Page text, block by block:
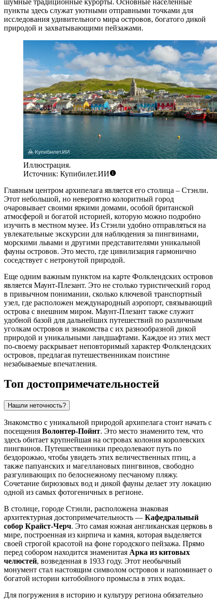
шумные традиционные курорты. Основные населенные
пункты здесь служат уютными отправными точками для
исследования удивительного мира островов, богатого дикой
природой и захватывающими пейзажами.
Иллюстрация.
Источник: Купибилет.ИИ
Главным центром архипелага является его столица – Стэнли.
Этот небольшой, но невероятно колоритный город
очаровывает своими яркими домами, особой британской
атмосферой и богатой историей, которую можно подробно
изучить в местном музее. Из Стэнли удобно отправляться на
увлекательные экскурсии для наблюдения за пингвинами,
морскими львами и другими представителями уникальной
фауны островов. Это место, где цивилизация гармонично
соседствует с нетронутой природой.
Еще одним важным пунктом на карте Фолклендских островов
является Маунт-Плезант. Это не столько туристический город
в привычном понимании, сколько ключевой транспортный
узел, где расположен международный аэропорт, связывающий
острова с внешним миром. Маунт-Плезант также служит
удобной базой для дальнейших путешествий по различным
уголкам островов и знакомства с их разнообразной дикой
природой и уникальными ландшафтами. Каждое из этих мест
по-своему раскрывает неповторимый характер Фолклендских
островов, предлагая путешественникам поистине
незабываемые впечатления.
Топ достопримечательностей
Нашли неточность?
Знакомство с уникальной природой архипелага стоит начать с
посещения Волонтер-Пойнт. Это место знаменито тем, что
здесь обитает крупнейшая на островах колония королевских
пингвинов. Путешественники преодолевают путь по
бездорожью, чтобы увидеть этих величественных птиц, а
также папуанских и магеллановых пингвинов, свободно
разгуливающих по белоснежному песчаному пляжу.
Сочетание бирюзовых вод и дикой фауны делает эту локацию
одной из самых фотогеничных в регионе.
В столице, городе Стэнли, расположена знаковая
архитектурная достопримечательность — Кафедральный
собор Крайст-Черч. Это самая южная англиканская церковь в
мире, построенная из кирпича и камня, которая выделяется
своей строгой красотой на фоне городского пейзажа. Прямо
перед собором находится знаменитая Арка из китовых
челюстей, возведенная в 1933 году. Этот необычный
монумент стал настоящим символом островов и напоминает о
богатой истории китобойного промысла в этих водах.
Для погружения в историю и культуру региона обязательно